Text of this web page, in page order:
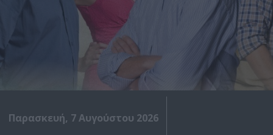
Παρασκευή, 7 Αυγούστου 2026